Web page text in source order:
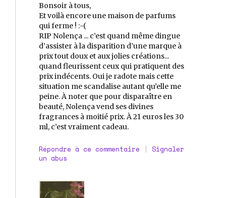
Bonsoir à tous,
Et voilà encore une maison de parfums
qui ferme ! :-(
RIP Nolença ... c’est quand même dingue
d’assister à la disparition d’une marque à
prix tout doux et aux jolies créations...
quand fleurissent ceux qui pratiquent des
prix indécents. Oui je radote mais cette
situation me scandalise autant qu’elle me
peine. À noter que pour disparaître en
beauté, Nolença vend ses divines
fragrances à moitié prix. À 21 euros les 30
ml, c’est vraiment cadeau.
Répondre à ce commentaire | Signaler
un abus